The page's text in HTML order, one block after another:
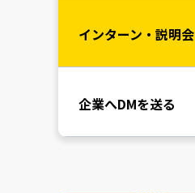
インターン・説明会
企業へDMを送る